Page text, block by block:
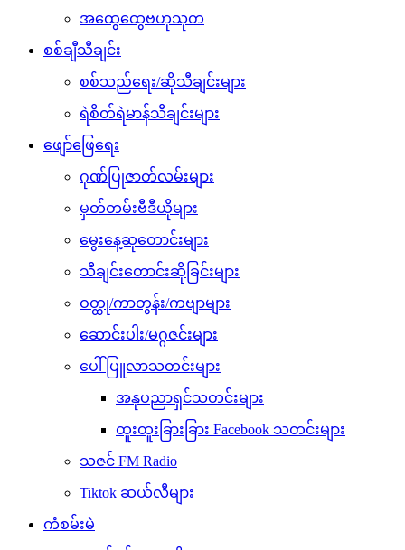
အထွေထွေဗဟုသုတ
စစ်ချီသီချင်း
စစ်သည်ရေး/ဆိုသီချင်းများ
ရဲစိတ်ရဲမာန်သီချင်းများ
ဖျော်ဖြေရေး
ဂုဏ်ပြုဇာတ်လမ်းများ
မှတ်တမ်းဗီဒီယိုများ
မွေးနေ့ဆုတောင်းများ
သီချင်းတောင်းဆိုခြင်းများ
ဝတ္ထု/ကာတွန်း/ကဗျာများ
ဆောင်းပါး/မဂ္ဂဇင်းများ
ပေါ်ပြူလာသတင်းများ
အနုပညာရှင်သတင်းများ
ထူးထူးခြားခြား Facebook သတင်းများ
သဇင် FM Radio
Tiktok ဆယ်လီများ
ကံစမ်းမဲ